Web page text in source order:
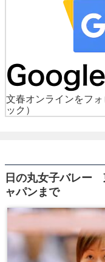
文春オンラインをフォ
ック）
日の丸女子バレー
ャパンまで